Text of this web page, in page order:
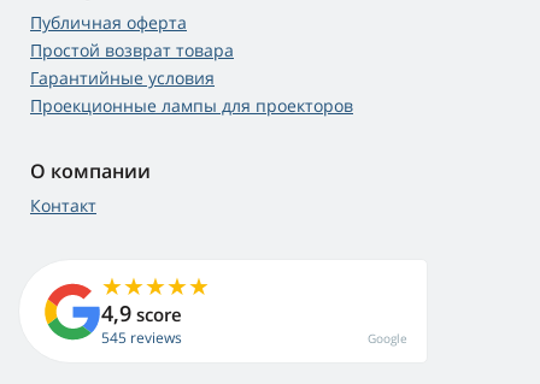
Публичная оферта
Простой возврат товара
Гарантийные условия
Проекционные лампы для проекторов
О компании
Контакт
4,9 score
545 reviews Google